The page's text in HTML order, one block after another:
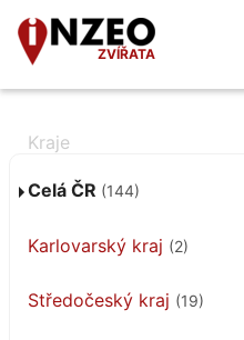
ZVÍŘATA
Celá ČR (144)
Karlovarský kraj (2)
Středočeský kraj (19)